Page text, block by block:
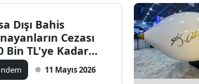
Dışı Bahis
Cezası
Bin TL'ye Kadar
11 Mayıs 2026